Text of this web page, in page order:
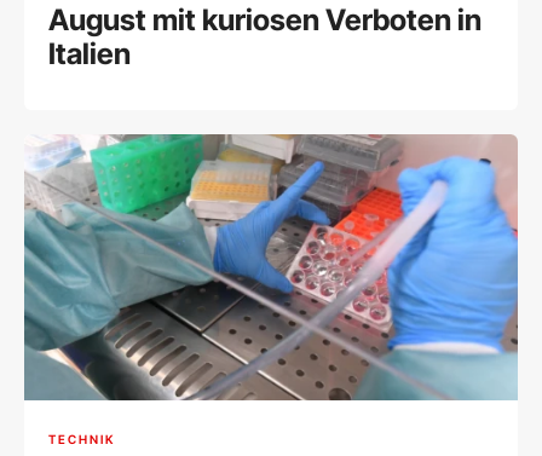
August mit kuriosen Verboten in
Italien
TECHNIK